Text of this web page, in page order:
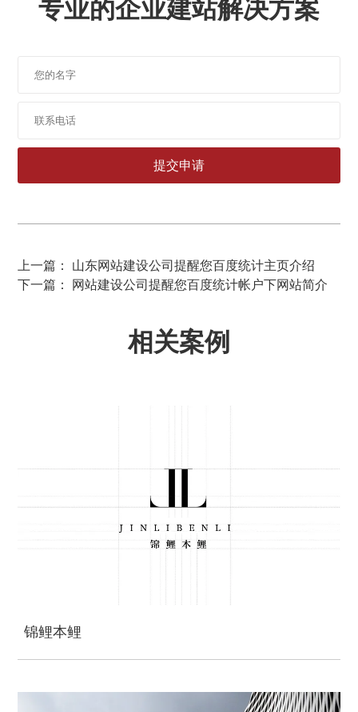
专业的企业建站解决方案
上一篇： 山东网站建设公司提醒您百度统计主页介绍
下一篇： 网站建设公司提醒您百度统计帐户下网站简介
相关案例
锦鲤本鲤